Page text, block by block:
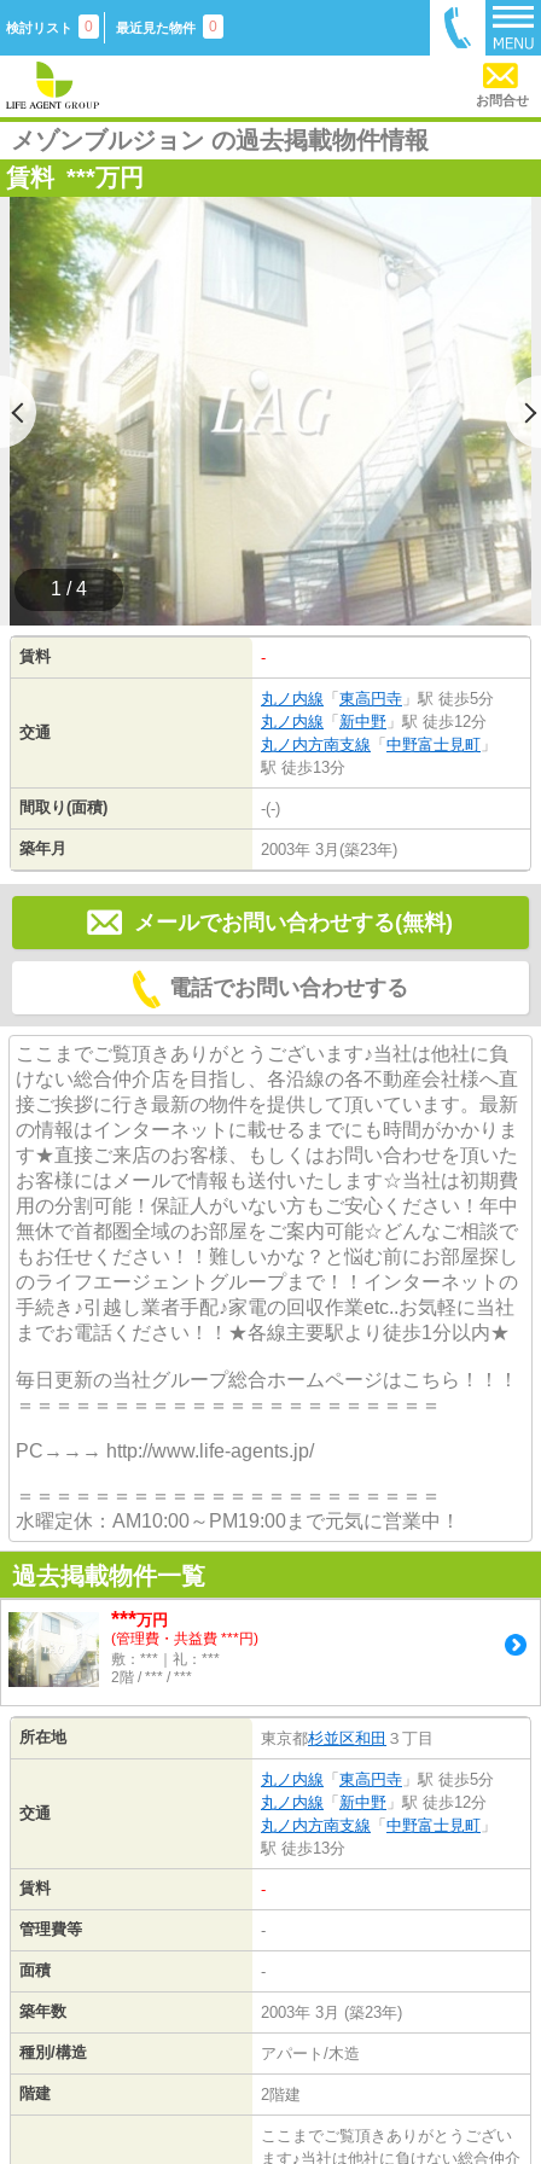
検討リスト 0 最近見た物件 0
お問合せ
メゾンブルジョン の過去掲載物件情報
賃料 ***万円
1 / 4
賃料 -
交通
丸ノ内線 「 東高円寺 」駅 徒歩5分
丸ノ内線 「 新中野 」駅 徒歩12分
丸ノ内方南支線 「 中野富士見町 」
駅 徒歩13分
間取り(面積) -(-)
築年月 2003年 3月(築23年)
メールでお問い合わせする(無料)
電話でお問い合わせする
ここまでご覧頂きありがとうございます♪当社は他社に負
けない総合仲介店を目指し、各沿線の各不動産会社様へ直
接ご挨拶に行き最新の物件を提供して頂いています。最新
の情報はインターネットに載せるまでにも時間がかかりま
す★直接ご来店のお客様、もしくはお問い合わせを頂いた
お客様にはメールで情報も送付いたします☆当社は初期費
用の分割可能！保証人がいない方もご安心ください！年中
無休で首都圏全域のお部屋をご案内可能☆どんなご相談で
もお任せください！！難しいかな？と悩む前にお部屋探し
のライフエージェントグループまで！！インターネットの
手続き♪引越し業者手配♪家電の回収作業etc..お気軽に当社
までお電話ください！！★各線主要駅より徒歩1分以内★
毎日更新の当社グループ総合ホームページはこちら！！！
＝＝＝＝＝＝＝＝＝＝＝＝＝＝＝＝＝＝＝＝＝＝
PC→→→ http://www.life-agents.jp/
＝＝＝＝＝＝＝＝＝＝＝＝＝＝＝＝＝＝＝＝＝＝
水曜定休：AM10:00～PM19:00まで元気に営業中！
過去掲載物件一覧
***万円
(管理費・共益費 ***円)
敷：***｜礼：***
2階 / *** / ***
所在地 東京都杉並区和田 ３丁目
交通
丸ノ内線 「 東高円寺 」駅 徒歩5分
丸ノ内線 「 新中野 」駅 徒歩12分
丸ノ内方南支線 「 中野富士見町 」
駅 徒歩13分
賃料 -
管理費等 -
面積 -
築年数 2003年 3月 (築23年)
種別/構造 アパート/木造
階建 2階建
ここまでご覧頂きありがとうござい
ます♪当社は他社に負けない総合仲介